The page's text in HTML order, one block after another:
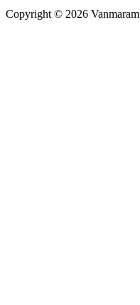
Copyright © 2026 Vanmaram